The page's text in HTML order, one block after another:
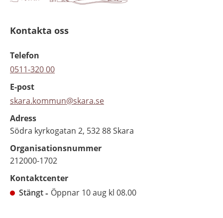
Kontakta oss
Telefon
0511-320 00
E-post
skara.kommun@skara.se
Adress
Södra kyrkogatan 2, 532 88 Skara
Organisationsnummer
212000-1702
Kontaktcenter
Stängt
Öppnar 10 aug kl 08.00